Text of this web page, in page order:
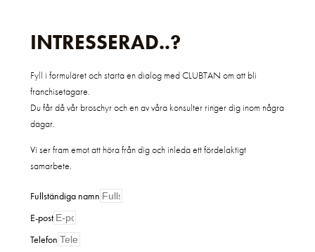
INTRESSERAD..?
Fyll i formuläret och starta en dialog med CLUBTAN om att bli
franchisetagare.
Du får då vår broschyr och en av våra konsulter ringer dig inom några
dagar.
Vi ser fram emot att höra från dig och inleda ett fördelaktigt
samarbete.
Fullständiga namn
E-post
Telefon